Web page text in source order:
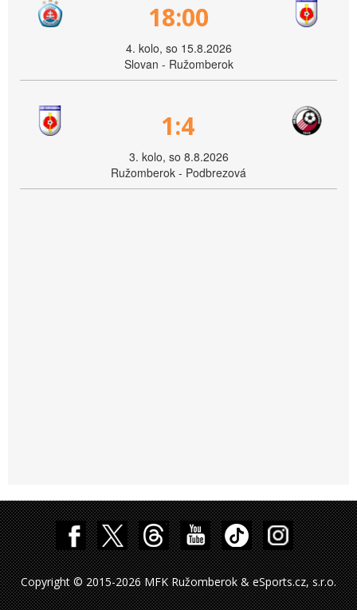
18:00
4. kolo, so 15.8.2026
Slovan - Ružomberok
1:4
3. kolo, so 8.8.2026
Ružomberok - Podbrezová
Copyright © 2015-2026 MFK Ružomberok & eSports.cz, s.r.o.